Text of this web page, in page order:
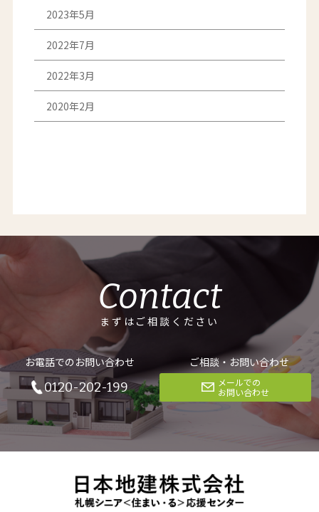
2023年5月
2022年7月
2022年3月
2020年2月
Contact
まずはご相談ください
お電話でのお問い合わせ
0120-202-199
ご相談・お問い合わせ
メールでの
お問い合わせ